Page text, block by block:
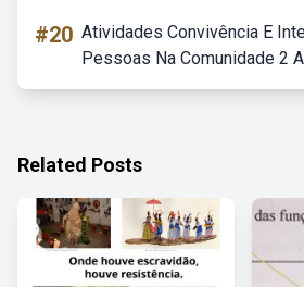
#20 Atividades Convivência E
Pessoas Na Comunidade 2
Related Posts